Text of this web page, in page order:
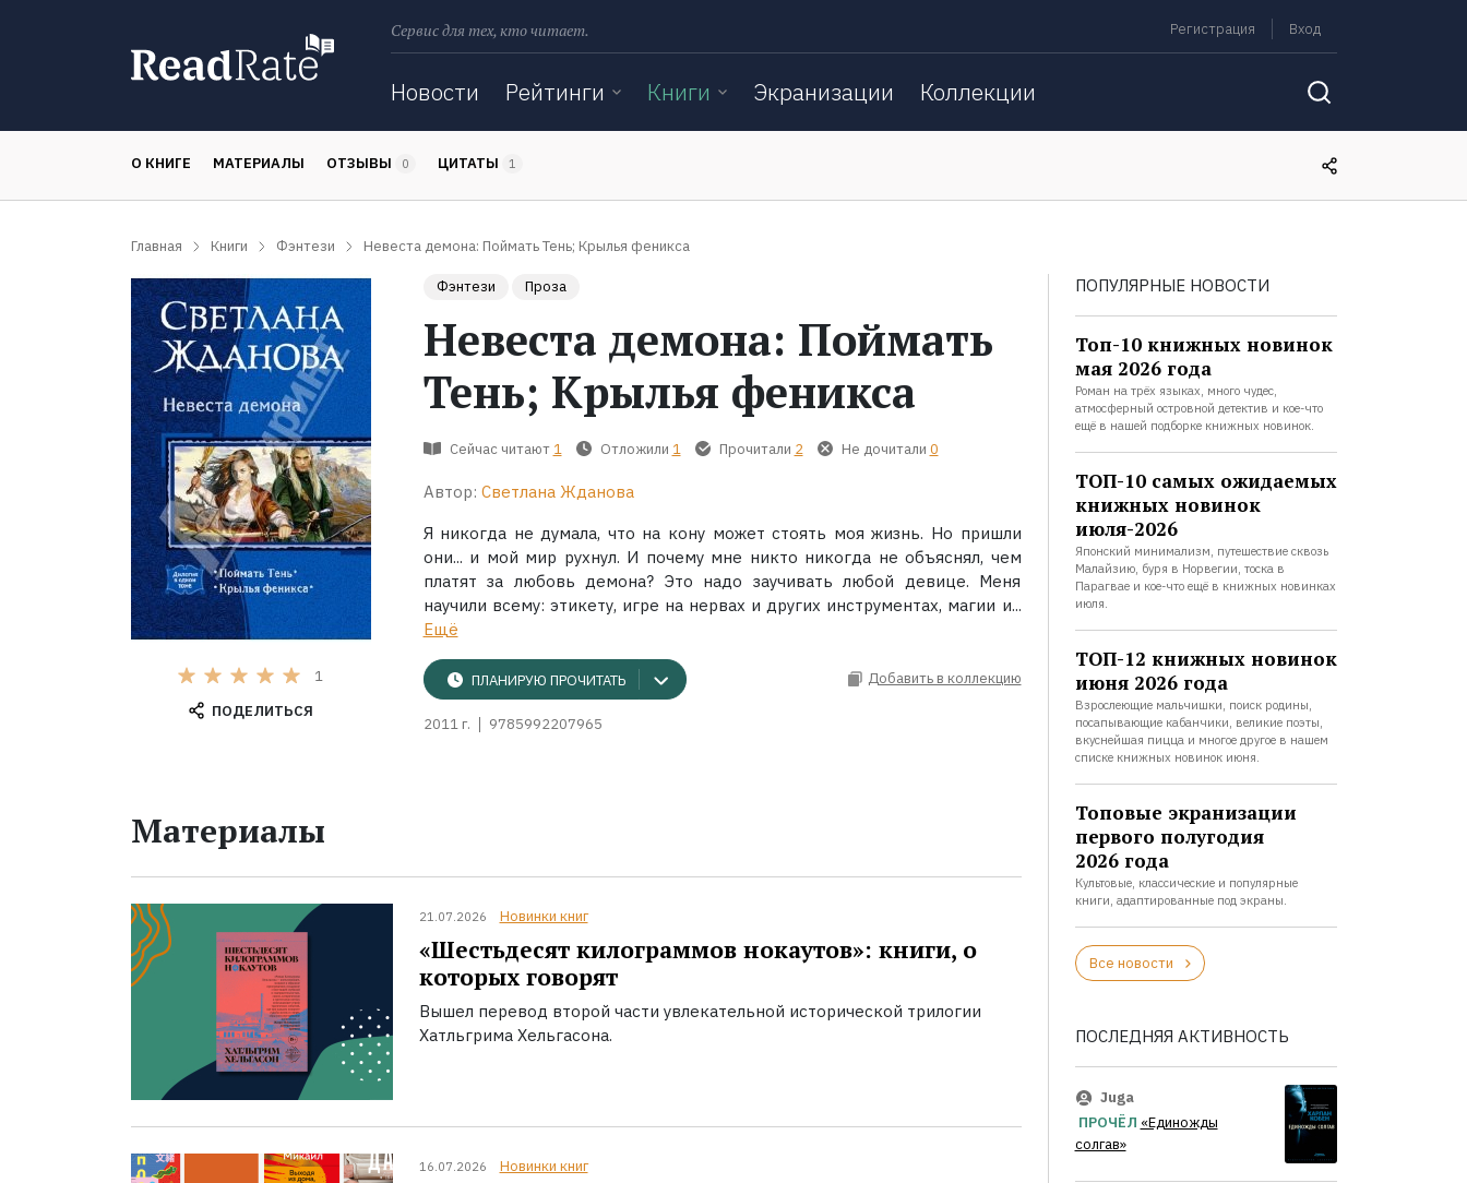
Сервис для тех, кто читает. Регистрация Вход
Новости Рейтинги Книги Экранизации Коллекции
О КНИГЕ МАТЕРИАЛЫ ОТЗЫВЫ 0 ЦИТАТЫ 1
Главная Книги Фэнтези Невеста демона: Поймать Тень; Крылья феникса
1
ПОДЕЛИТЬСЯ
Фэнтези Проза
Невеста демона: Поймать
Тень; Крылья феникса
Сейчас читают 1 Отложили 1 Прочитали 2 Не дочитали 0
Автор: Светлана Жданова
Я никогда не думала, что на кону может стоять моя жизнь. Но пришли
они... и мой мир рухнул. И почему мне никто никогда не объяснял, чем
платят за любовь демона? Это надо заучивать любой девице. Меня
научили всему: этикету, игре на нервах и других инструментах, магии и...
Ещё
ПЛАНИРУЮ ПРОЧИТАТЬ Добавить в коллекцию
2011 г. 9785992207965
Материалы
21.07.2026 Новинки книг
«Шестьдесят килограммов нокаутов»: книги, о
которых говорят
Вышел перевод второй части увлекательной исторической трилогии
Хатльгрима Хельгасона.
16.07.2026 Новинки книг
ПОПУЛЯРНЫЕ НОВОСТИ
Топ-10 книжных новинок
мая 2026 года
Роман на трёх языках, много чудес,
атмосферный островной детектив и кое-что
ещё в нашей подборке книжных новинок.
ТОП-10 самых ожидаемых
книжных новинок
июля-2026
Японский минимализм, путешествие сквозь
Малайзию, буря в Норвегии, тоска в
Парагвае и кое-что ещё в книжных новинках
июля.
ТОП-12 книжных новинок
июня 2026 года
Взрослеющие мальчишки, поиск родины,
посапывающие кабанчики, великие поэты,
вкуснейшая пицца и многое другое в нашем
списке книжных новинок июня.
Топовые экранизации
первого полугодия
2026 года
Культовые, классические и популярные
книги, адаптированные под экраны.
Все новости
ПОСЛЕДНЯЯ АКТИВНОСТЬ
Juga
ПРОЧЁЛ «Единожды
солгав»